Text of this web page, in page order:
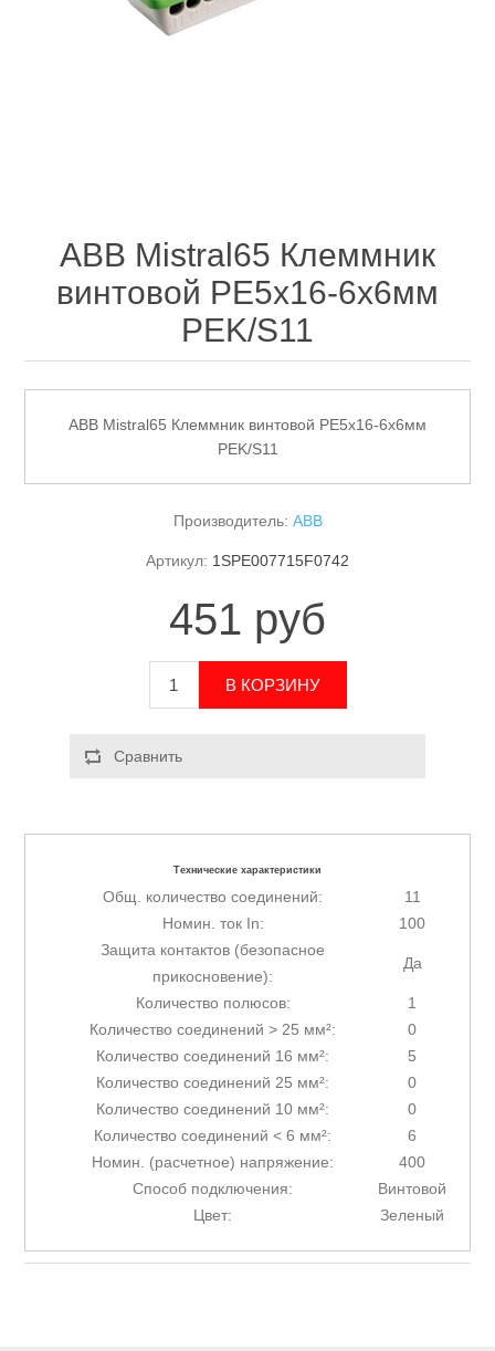
ABB Mistral65 Клеммник
винтовой PE5x16-6х6мм
PEK/S11
ABB Mistral65 Клеммник винтовой PE5x16-6х6мм
PEK/S11
Производитель: ABB
Артикул: 1SPE007715F0742
451 руб
Технические характеристики
Общ. количество соединений:
11
Номин. ток In:
100
Защита контактов (безопасное
прикосновение):
Да
Количество полюсов:
1
Количество соединений > 25 мм²:
0
Количество соединений 16 мм²:
5
Количество соединений 25 мм²:
0
Количество соединений 10 мм²:
0
Количество соединений < 6 мм²:
6
Номин. (расчетное) напряжение:
400
Способ подключения:
Винтовой
Цвет:
Зеленый